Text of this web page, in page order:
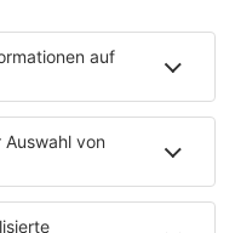
Highlights feiern!
ins Wochenende!
Samstags-Show bei
, von acht bis eins.